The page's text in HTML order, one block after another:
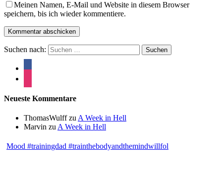
Meinen Namen, E-Mail und Website in diesem Browser
speichern, bis ich wieder kommentiere.
Suchen nach:
Neueste Kommentare
ThomasWulffzu A Week in Hell
Marvin zu A Week in Hell
Mood #trainingdad #trainthebodyandthemindwillfol